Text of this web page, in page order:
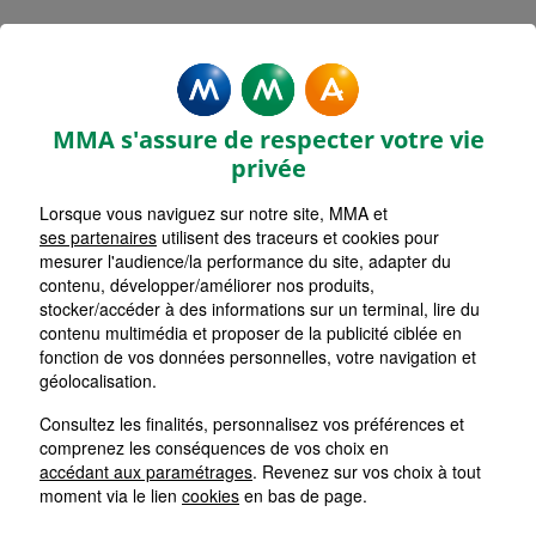
SUR LOT EYSSES
Accueil
Assurance Nouvelle-Aquitaine
Assurance Lot-et-Garonne (47)
MMA s'assure de respecter votre vie
privée
Lorsque vous naviguez sur notre site, MMA et
ses partenaires utilisent des traceurs et cookies pour
mesurer l'audience/la performance du site, adapter du
contenu, développer/améliorer nos produits,
stocker/accéder à des informations sur un terminal, lire du
contenu multimédia et proposer de la publicité ciblée en
fonction de vos données personnelles, votre navigation et
géolocalisation.
Consultez les finalités, personnalisez vos préférences et
comprenez les conséquences de vos choix en
accédant aux paramétrages. Revenez sur vos choix à tout
moment via le lien cookies en bas de page.